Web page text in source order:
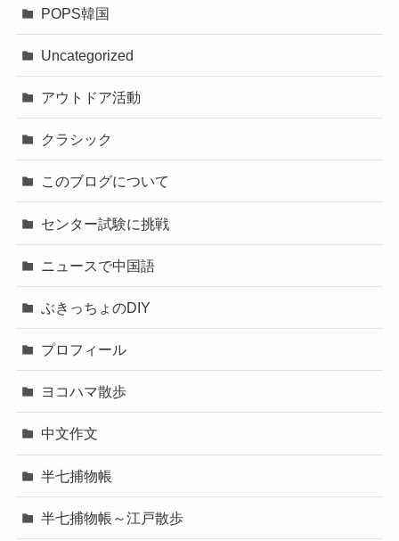
POPS韓国
Uncategorized
アウトドア活動
クラシック
このブログについて
センター試験に挑戦
ニュースで中国語
ぶきっちょのDIY
プロフィール
ヨコハマ散歩
中文作文
半七捕物帳
半七捕物帳～江戸散歩